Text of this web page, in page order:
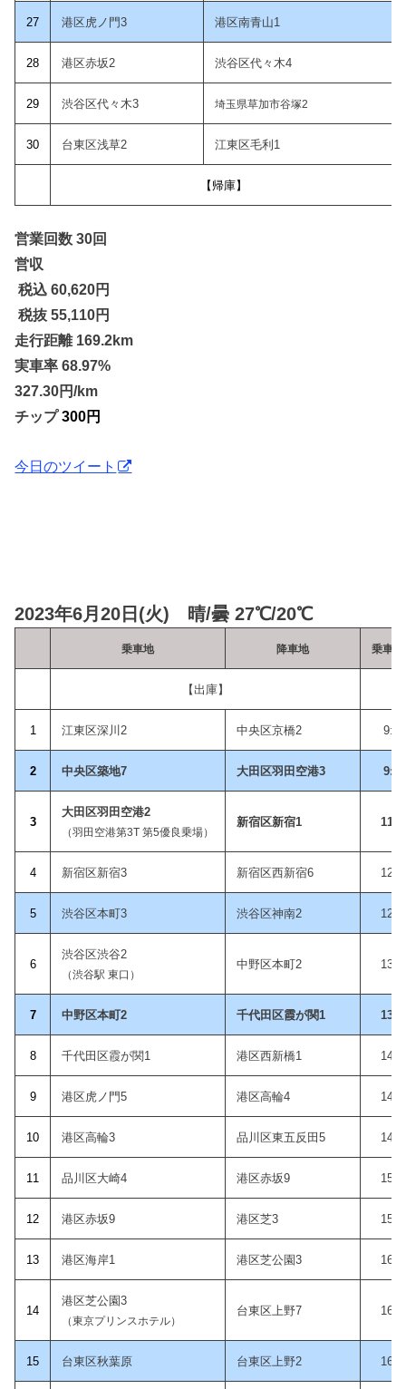
27 港区虎ノ門3 港区南青山1
28 港区赤坂2 渋谷区代々木4
29 渋谷区代々木3 埼玉県草加市谷塚2
30 台東区浅草2 江東区毛利1
【帰庫】
営業回数 30回
営収
税込 60,620円
税抜 55,110円
走行距離 169.2km
実車率 68.97%
327.30円/km
チップ 300円
今日のツイート
2023年6月20日(火) 晴/曇 27℃/20℃
乗車地 降車地 乗車
【出庫】
1 江東区深川2 中央区京橋2 9:24
2 中央区築地7 大田区羽田空港3 9:50
3
大田区羽田空港2
（羽田空港第3T 第5優良乗場）
新宿区新宿1
4 新宿区新宿3 新宿区西新宿6
5 渋谷区本町3 渋谷区神南2
6
渋谷区渋谷2
（渋谷駅 東口）
中野区本町2
7 中野区本町2 千代田区霞が関1
8 千代田区霞が関1 港区西新橋1
9 港区虎ノ門5 港区高輪4
10 港区高輪3 品川区東五反田5
11 品川区大崎4 港区赤坂9
12 港区赤坂9 港区芝3
13 港区海岸1 港区芝公園3
14
港区芝公園3
（東京プリンスホテル）
台東区上野7
15 台東区秋葉原 台東区上野2